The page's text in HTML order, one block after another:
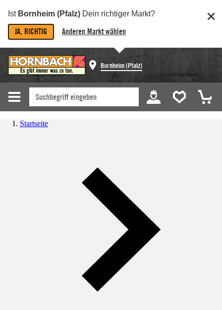
Ist Bornheim (Pfalz) Dein richtiger Markt?
JA, RICHTIG Anderen Markt wählen
Bornheim (Pfalz)
Startseite